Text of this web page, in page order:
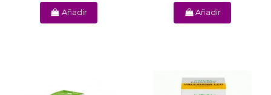
Añadir Añadir